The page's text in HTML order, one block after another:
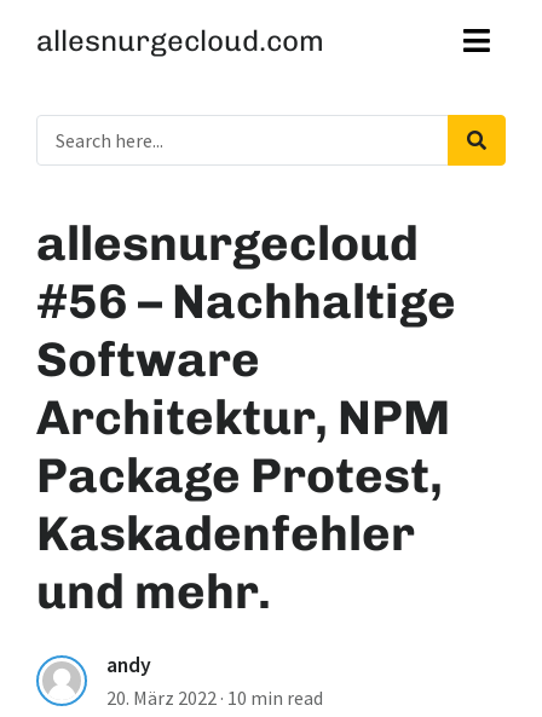
allesnurgecloud.com
allesnurgecloud
#56 – Nachhaltige
Software
Architektur, NPM
Package Protest,
Kaskadenfehler
und mehr.
andy
20. März 2022 · 10 min read